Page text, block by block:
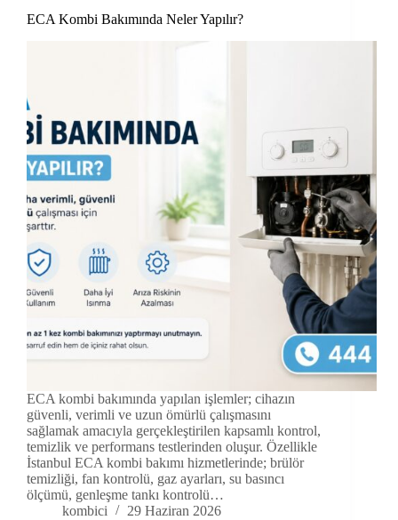
ECA Kombi Bakımında Neler Yapılır?
ECA kombi bakımında yapılan işlemler; cihazın
güvenli, verimli ve uzun ömürlü çalışmasını
sağlamak amacıyla gerçekleştirilen kapsamlı kontrol,
temizlik ve performans testlerinden oluşur. Özellikle
İstanbul ECA kombi bakımı hizmetlerinde; brülör
temizliği, fan kontrolü, gaz ayarları, su basıncı
ölçümü, genleşme tankı kontrolü…
kombici
29 Haziran 2026